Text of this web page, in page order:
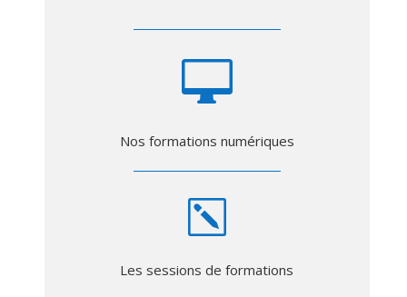

Nos formations numériques
k
Les sessions de formations